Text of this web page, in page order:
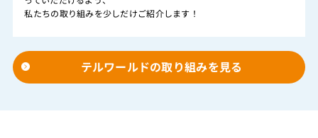
私たちの取り組みを少しだけご紹介します！
テルワールドの取り組みを見る